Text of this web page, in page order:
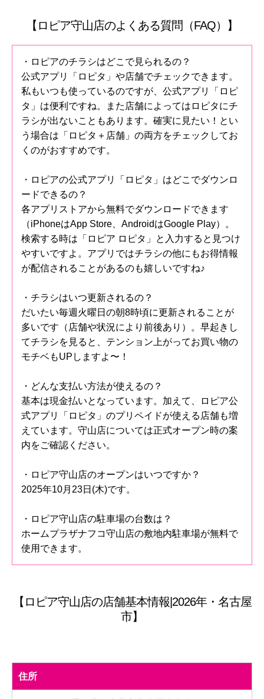
【ロピア守山店のよくある質問（FAQ）】
・ロピアのチラシはどこで見られるの？
公式アプリ「ロピタ」や店舗でチェックできます。
私もいつも使っているのですが、公式アプリ「ロピ
タ」は便利ですね。また店舗によってはロピタにチ
ラシが出ないこともあります。確実に見たい！とい
う場合は「ロピタ＋店舗」の両方をチェックしてお
くのがおすすめです。
・ロピアの公式アプリ「ロピタ」はどこでダウンロ
ードできるの？
各アプリストアから無料でダウンロードできます
（iPhoneはApp Store、AndroidはGoogle Play）。
検索する時は「ロピア ロピタ」と入力すると見つけ
やすいですよ。アプリではチラシの他にもお得情報
が配信されることがあるのも嬉しいですね♪
・チラシはいつ更新されるの？
だいたい毎週火曜日の朝8時頃に更新されることが
多いです（店舗や状況により前後あり）。早起きし
てチラシを見ると、テンション上がってお買い物の
モチベもUPしますよ〜！
・どんな支払い方法が使えるの？
基本は現金払いとなっています。加えて、ロピア公
式アプリ「ロピタ」のプリペイドが使える店舗も増
えています。守山店については正式オープン時の案
内をご確認ください。
・ロピア守山店のオープンはいつですか？
2025年10月23日(木)です。
・ロピア守山店の駐車場の台数は？
ホームプラザナフコ守山店の敷地内駐車場が無料で
使用できます。
【ロピア守山店の店舗基本情報|2026年・名古屋
市】
住所